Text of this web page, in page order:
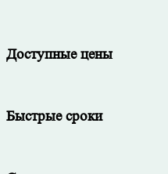
Доступные цены
Быстрые сроки